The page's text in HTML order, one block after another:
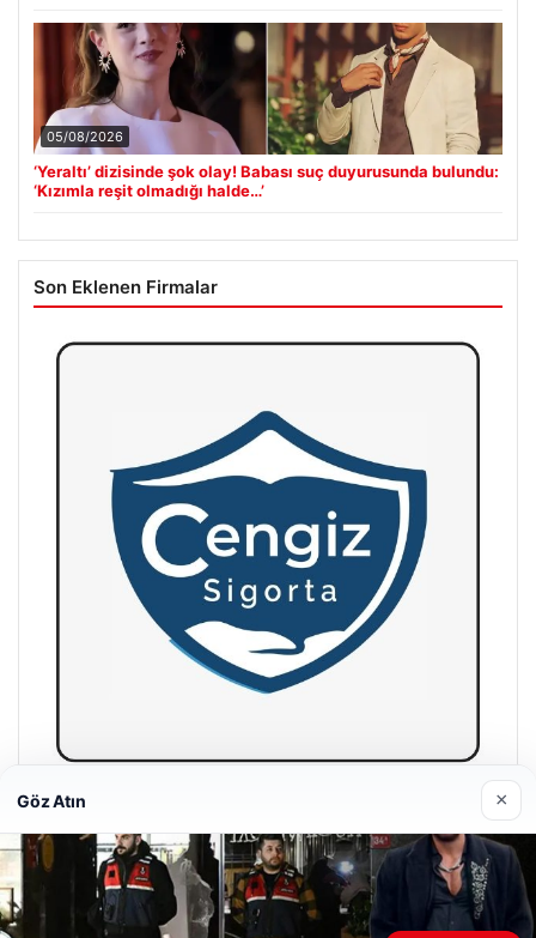
05/08/2026
‘Yeraltı’ dizisinde şok olay! Babası suç duyurusunda bulundu:
‘Kızımla reşit olmadığı halde…’
Son Eklenen Firmalar
Hastaş Beton
26/05/2026
Göz Atın ×